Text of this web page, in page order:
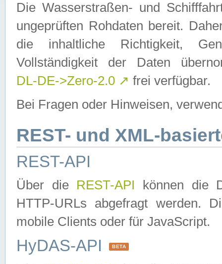
Die Wasserstraßen- und
ungeprüften Rohdaten bereit.
die inhaltliche Richtigkeit,
Vollständigkeit der Daten
DL-DE->Zero-2.0 ↗ frei verfügbar.
Bei Fragen oder Hinweisen,
REST- und XML-
REST-API
Über die REST-API können die
HTTP-URLs abgefragt werden.
mobile Clients oder für JavaScript.
HyDAS-API BETA